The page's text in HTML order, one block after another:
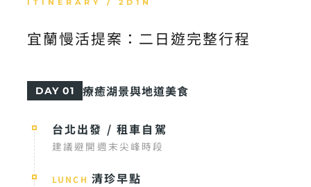
宜蘭慢活提案：二日遊完整行程
DAY 01 療癒湖景與地道美食
台北出發 / 租車自駕
建議避開週末尖峰時段
LUNCH 清珍早點